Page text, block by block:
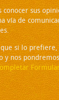
conocer sus
vía de
que si lo
y nos